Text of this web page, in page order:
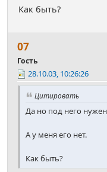
Как быть?
07
Гость
28.10.03, 10:26:26
Цитировать
Да но под него
А у меня его нет.
Как быть?